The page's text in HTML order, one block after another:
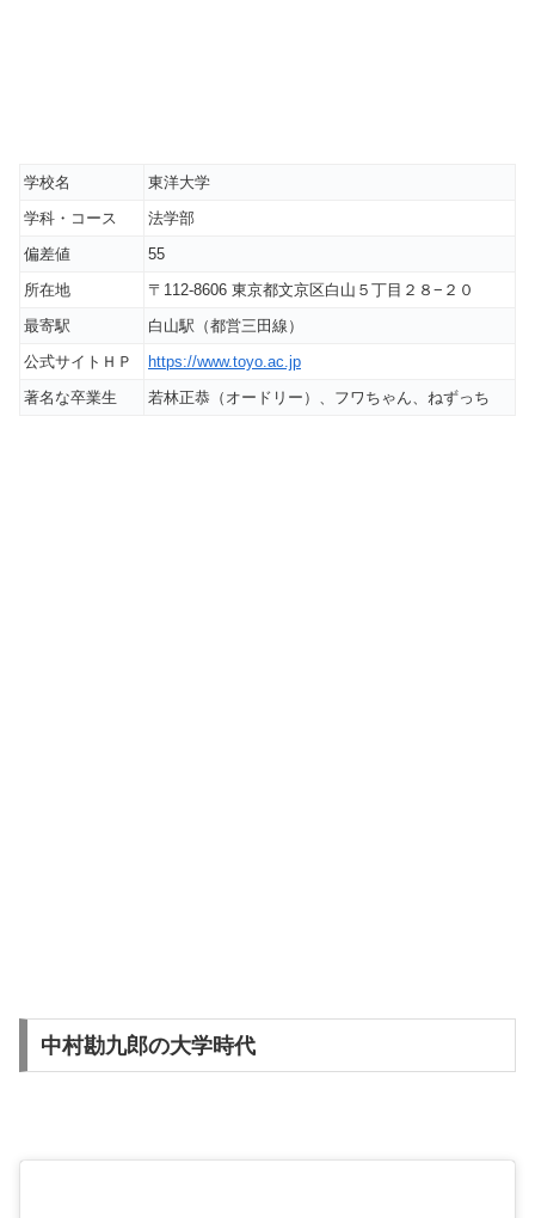
学校名
東洋大学
学科・コース
法学部
偏差値
55
所在地
〒112-8606 東京都文京区白山５丁目２８−２０
最寄駅
白山駅（都営三田線）
公式サイトＨＰ
https://www.toyo.ac.jp
著名な卒業生
若林正恭（オードリー）、フワちゃん、ねずっち
中村勘九郎の大学時代